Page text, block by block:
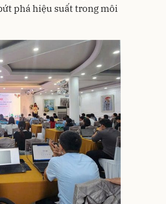
phá hiệu suất trong môi